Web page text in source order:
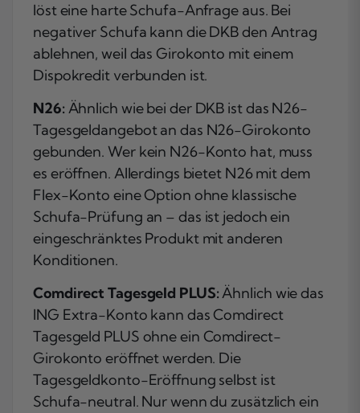
löst eine harte Schufa-Anfrage aus. Bei
negativer Schufa kann die DKB den Antrag
ablehnen, weil das Girokonto mit einem
Dispokredit verbunden ist.
N26:Ähnlich wie bei der DKB ist das N26-
Tagesgeldangebot an das N26-Girokonto
gebunden. Wer kein N26-Konto hat, muss
es eröffnen. Allerdings bietet N26 mit dem
Flex-Konto eine Option ohne klassische
Schufa-Prüfung an – das ist jedoch ein
eingeschränktes Produkt mit anderen
Konditionen.
Comdirect Tagesgeld PLUS:Ähnlich wie das
ING Extra-Konto kann das Comdirect
Tagesgeld PLUS ohne ein Comdirect-
Girokonto eröffnet werden. Die
Tagesgeldkonto-Eröffnung selbst ist
Schufa-neutral. Nur wenn du zusätzlich ein